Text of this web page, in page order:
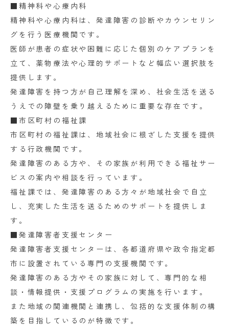
■精神科や心療内科
精神科や心療内科は、発達障害の診断やカウンセリン
グを行う医療機関です。
医師が患者の症状や困難に応じた個別のケアプランを
立て、薬物療法や心理的サポートなど幅広い選択肢を
提供します。
発達障害を持つ方が自己理解を深め、社会生活を送る
うえでの障壁を乗り越えるために重要な存在です。
■市区町村の福祉課
市区町村の福祉課は、地域社会に根ざした支援を提供
する行政機関です。
発達障害のある方や、その家族が利用できる福祉サー
ビスの案内や相談を行っています。
福祉課では、発達障害のある方々が地域社会で自立
し、充実した生活を送るためのサポートを提供しま
す。
■発達障害者支援センター
発達障害者支援センターは、各都道府県や政令指定都
市に設置されている専門の支援機関です。
発達障害のある方やその家族に対して、専門的な相
談・情報提供・支援プログラムの実施を行います。
また地域の関連機関と連携し、包括的な支援体制の構
築を目指しているのが特徴です。